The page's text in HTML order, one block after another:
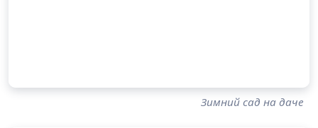
Зимний сад на даче